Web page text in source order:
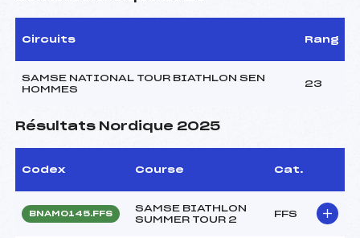
Circuits Rang
SAMSE NATIONAL TOUR BIATHLON SEN
HOMMES
23
Résultats Nordique 2025
Codex Course Cat.
BNAM0145.FFS
SAMSE BIATHLON
SUMMER TOUR 2
FFS